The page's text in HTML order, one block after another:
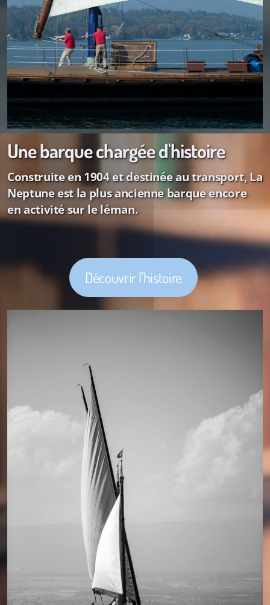
Une barque chargée d'histoire
Construite en 1904 et destinée au transport, La
Neptune est la plus ancienne barque encore
en activité sur le léman.
Découvrir l'histoire